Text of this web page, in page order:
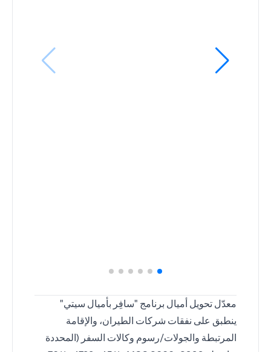
معدّل تحويل أميال برنامج "سافِر بأميال سيتي"
ينطبق على نفقات شركات الطيران، والإقامة
المرتبطة والجولات/رسوم وكالات السفر (المحددة